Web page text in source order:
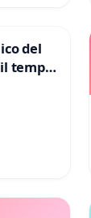
del
tempo